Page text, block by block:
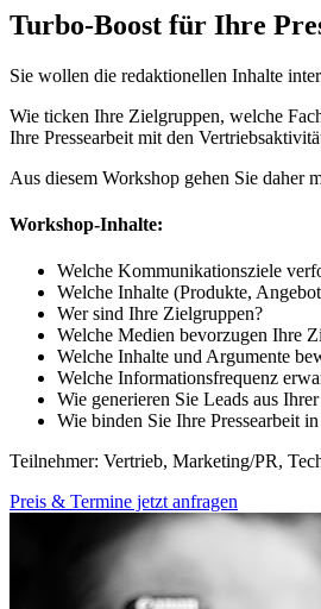
Turbo-Boost für Ihre
Sie wollen die redaktionellen Inhalte
Wie ticken Ihre Zielgruppen, welche
Ihre Pressearbeit mit den
Aus diesem Workshop gehen Sie daher
Workshop-Inhalte:
Welche Kommunikationsziele
Welche Inhalte (Produkte,
Wer sind Ihre Zielgruppen?
Welche Medien bevorzugen Ihre
Welche Inhalte und Argumente
Welche Informationsfrequenz
Wie generieren Sie Leads aus
Wie binden Sie Ihre Pressearbeit
Teilnehmer: Vertrieb, Marketing/PR,
Preis & Termine jetzt anfragen